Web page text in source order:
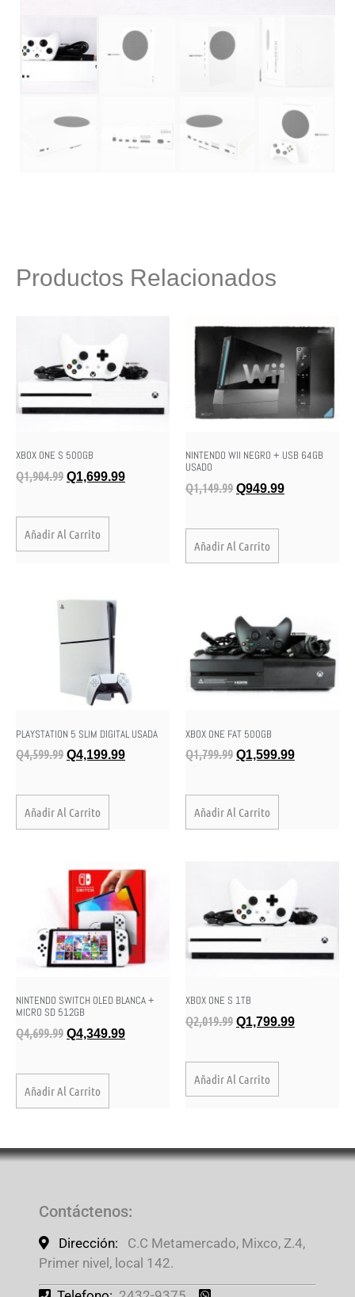
Productos Relacionados
XBOX ONE S 500GB
Q1,904.99 Q1,699.99
Añadir Al Carrito
NINTENDO WII NEGRO + USB 64GB
USADO
Q1,149.99 Q949.99
Añadir Al Carrito
PLAYSTATION 5 SLIM DIGITAL USADA
Q4,599.99 Q4,199.99
Añadir Al Carrito
XBOX ONE FAT 500GB
Q1,799.99 Q1,599.99
Añadir Al Carrito
NINTENDO SWITCH OLED BLANCA +
MICRO SD 512GB
Q4,699.99 Q4,349.99
Añadir Al Carrito
XBOX ONE S 1TB
Q2,019.99 Q1,799.99
Añadir Al Carrito
Contáctenos:
Dirección:
C.C Metamercado, Mixco, Z.4,
Primer nivel, local 142.